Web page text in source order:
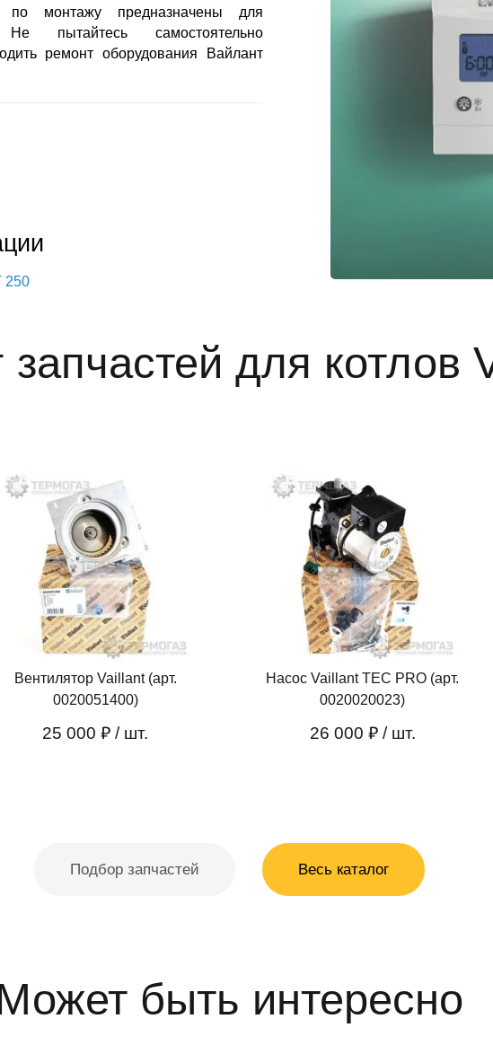
по монтажу предназначены для
Не пытайтесь самостоятельно
ремонт оборудования Вайлант
250
запчастей для котлов
Вентилятор Vaillant (арт.
0020051400)
25 000 ₽ / шт.
Насос Vaillant TEC PRO (арт.
0020020023)
26 000 ₽/ шт.
Подбор запчастей Весь каталог
быть интересно